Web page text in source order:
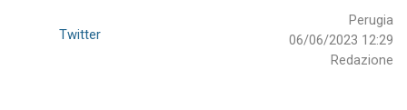
Perugia
06/06/2023 12:29
Redazione
Twitter